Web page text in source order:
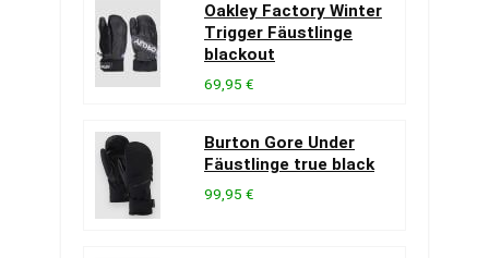
Oakley Factory Winter
Trigger Fäustlinge
blackout
69,95 €
Burton Gore Under
Fäustlinge true black
99,95 €